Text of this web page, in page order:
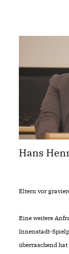
Hans
Eltern vor
Eine weitere
Innenstadt-
überraschend